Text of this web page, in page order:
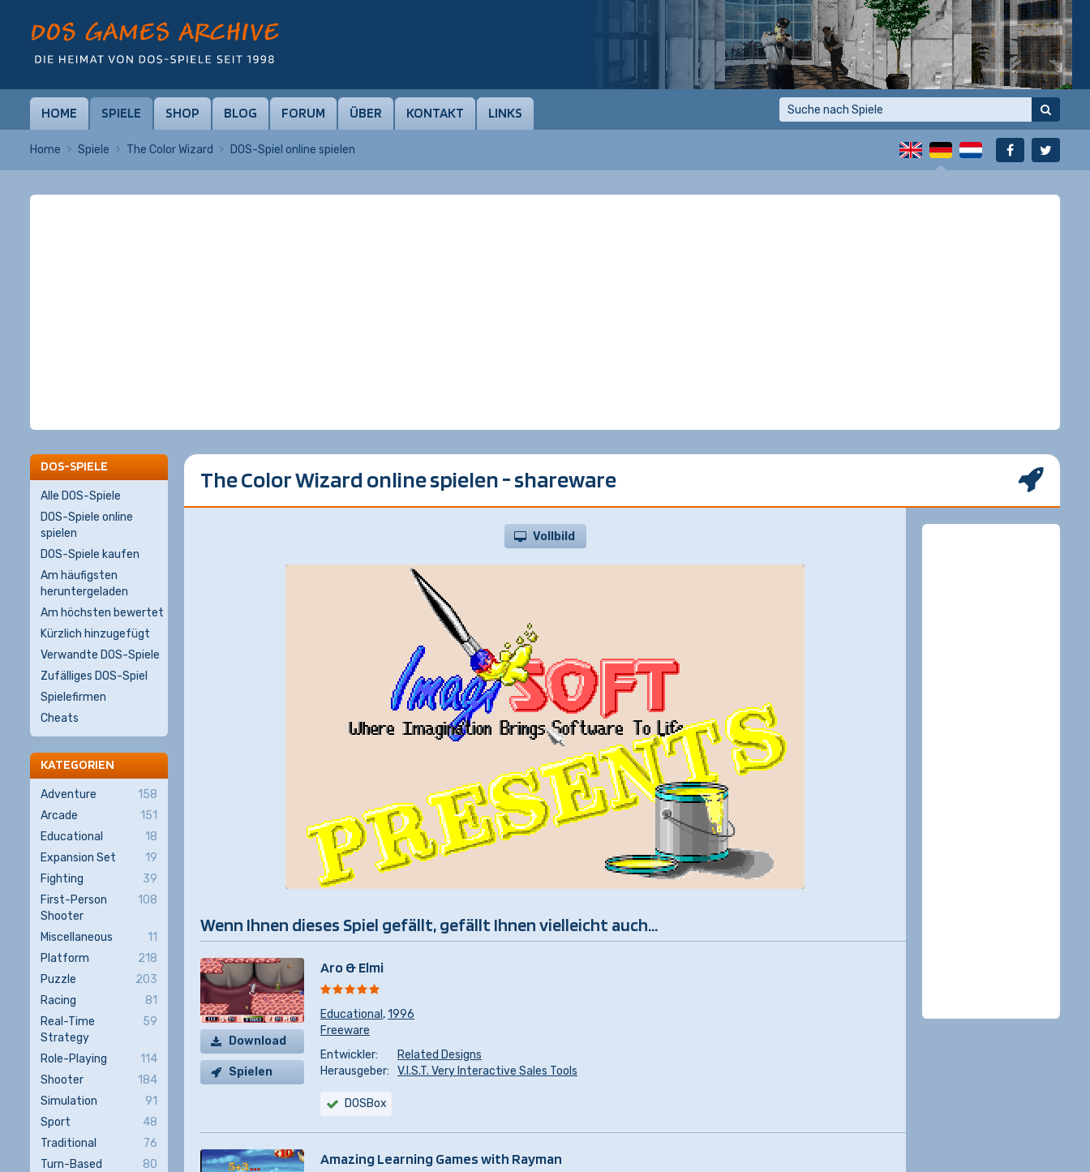
HOME SPIELE SHOP BLOG FORUM ÜBER KONTAKT LINKS
Home Spiele The Color Wizard DOS-Spiel online spielen
The Color Wizard online spielen - shareware
Vollbild
Wenn Ihnen dieses Spiel gefällt, gefällt Ihnen vielleicht auch...
Download
Spielen
Aro & Elmi
Educational ,1996
Freeware
Entwickler:
Related Designs
Herausgeber:
V.I.S.T. Very Interactive Sales Tools
DOSBox
Amazing Learning Games with Rayman
DOS-SPIELE
Alle DOS-Spiele
DOS-Spiele online
spielen
DOS-Spiele kaufen
Am häufigsten
heruntergeladen
Am höchsten bewertet
Kürzlich hinzugefügt
Verwandte DOS-Spiele
Zufälliges DOS-Spiel
Spielefirmen
Cheats
KATEGORIEN
Adventure
158
Arcade
151
Educational
18
Expansion Set
19
Fighting
39
First-Person
Shooter
108
Miscellaneous
11
Platform
218
Puzzle
203
Racing
81
Real-Time
Strategy
59
Role-Playing
114
Shooter
184
Simulation
91
Sport
48
Traditional
76
Turn-Based
80